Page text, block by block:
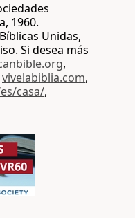
1960.
Unidas,
Si desea más
,
vivelabiblia.com,
casa/,